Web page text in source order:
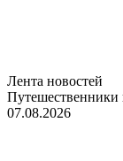
Лента новостей
Путешественники
07.08.2026